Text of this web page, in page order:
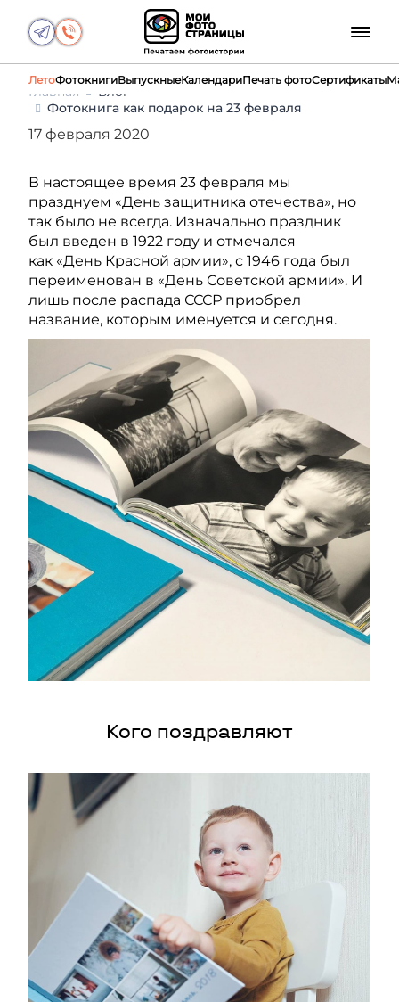
ЛетоФотокнигиВыпускныеКалендариПечать фотоСертификаты
Главная
Блог
Фотокнига как подарок на 23 февраля
17 февраля 2020
В настоящее время 23 февраля мы
празднуем «День защитника отечества», но
так было не всегда. Изначально праздник
был введен в 1922 году и отмечался
как «День Красной армии», с 1946 года был
переименован в «День Советской армии». И
лишь после распада СССР приобрел
название, которым именуется и сегодня.
Кого поздравляют